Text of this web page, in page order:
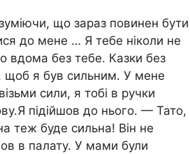
що зараз повинен бути
до мене … Я тебе ніколи не
вдома без тебе. Казки без
щоб я був сильним. У мене
сили, я тобі в ручки
підійшов до нього. — Тато,
теж буде сильна! Він не
в палату. У мами були